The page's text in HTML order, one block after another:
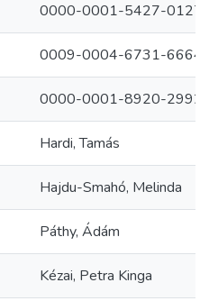
0000-0001-5427-
0009-0004-6731-
0000-0001-8920-2992
Hardi, Tamás
Hajdu-Smahó, Melinda
Páthy, Ádám
Kézai, Petra Kinga